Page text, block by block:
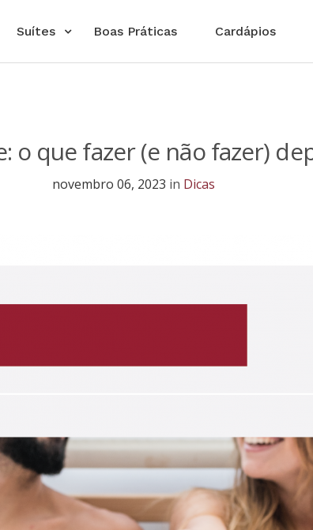
Suítes Boas Práticas Cardápios
o que fazer (e não fazer)
novembro 06, 2023 in Dicas